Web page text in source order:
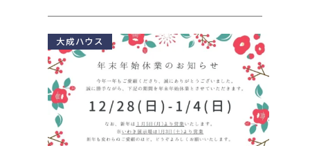
大成ハウス